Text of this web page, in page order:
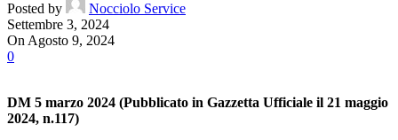
Posted by
Nocciolo Service
Settembre 3, 2024
On Agosto 9, 2024
0
DM 5 marzo 2024 (Pubblicato in Gazzetta Ufficiale il 21 maggio
2024, n.117)